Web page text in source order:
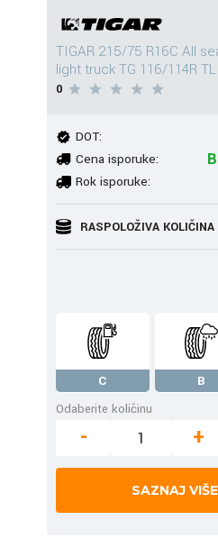
TIGAR 215/75 R16C All
light truck TG 116/114R TL
0
DOT:
Cena isporuke:
Rok isporuke:
RASPOLOŽIVA
C B
Odaberite količinu
- +
SAZNAJ